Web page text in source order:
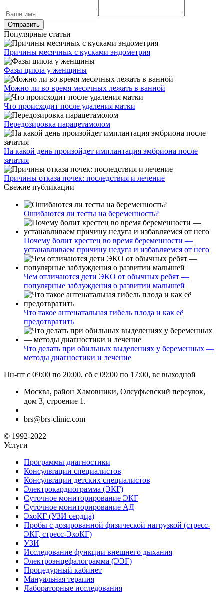
Популярные статьи
Причины месячных с кусками эндометрия
Фазы цикла у женщины
Можно ли во время месячных лежать в ванной
Что происходит после удаления матки
Передозировка парацетамолом
На какой день произойдет имплантация эмбриона после
зачатия
Причины отказа почек: последствия и лечение
Свежие публикации
Ошибаются ли тесты на беременность?
Почему болит крестец во время беременности —
устанавливаем причину недуга и избавляемся от него
Чем отличаются дети ЭКО от обычных ребят —
популярные заблуждения о развитии малышей
Что такое антенатальная гибель плода и как её
предотвратить
Что делать при обильных выделениях у беременных —
методы диагностики и лечение
Пн-пт с 09:00 по 20:00, сб с 09:00 по 17:00, вс выходной
Москва, район Хамовники, Олсуфьевский переулок,
дом 3, строение 1.
brs@brs-clinic.com
© 1992-2022
Услуги
Программы диагностики
Консультации специалистов
Консультации детских специалистов
Электрокардиограмма (ЭКГ)
Суточное мониторирование ЭКГ
Суточное мониторирование АД
ЭхоКГ (УЗИ сердца)
Пробы с дозированной физической нагрузкой (стресс-
ЭКГ, стресс-ЭхоКГ)
УЗИ
Исследование функции внешнего дыхания
Электроэнцефалограмма (ЭЭГ)
Процедурный кабинет
Мануальная терапия
Лабораторные исследования